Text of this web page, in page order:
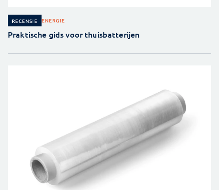
RECENSIE ENERGIE
Praktische gids voor thuisbatterijen